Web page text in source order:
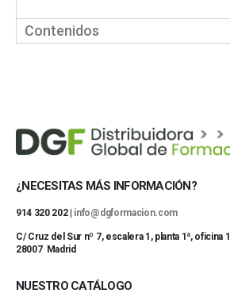
Contenidos
¿NECESITAS MÁS INFORMACIÓN?
914 320 202 | info@dgformacion.com
C/ Cruz del Sur nº 7, escalera 1, planta 1ª, oficina 1
28007 Madrid
NUESTRO CATÁLOGO